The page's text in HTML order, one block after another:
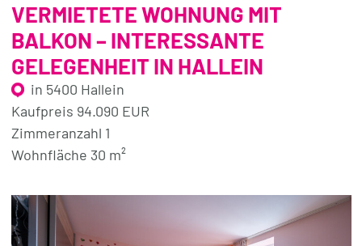
VERMIETETE WOHNUNG MIT
BALKON – INTERESSANTE
GELEGENHEIT IN HALLEIN
in 5400 Hallein
Kaufpreis 94.090 EUR
Zimmeranzahl 1
Wohnfläche 30 m²